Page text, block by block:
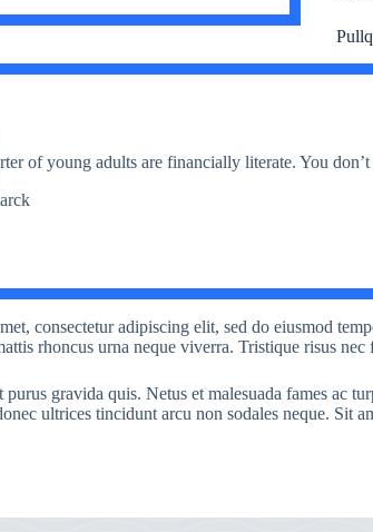
of young adults are financially literate. You
consectetur adipiscing elit, sed do eiusmod
rhoncus urna neque viverra. Tristique risus
purus gravida quis. Netus et malesuada fames ac
ultrices tincidunt arcu non sodales neque. Sit